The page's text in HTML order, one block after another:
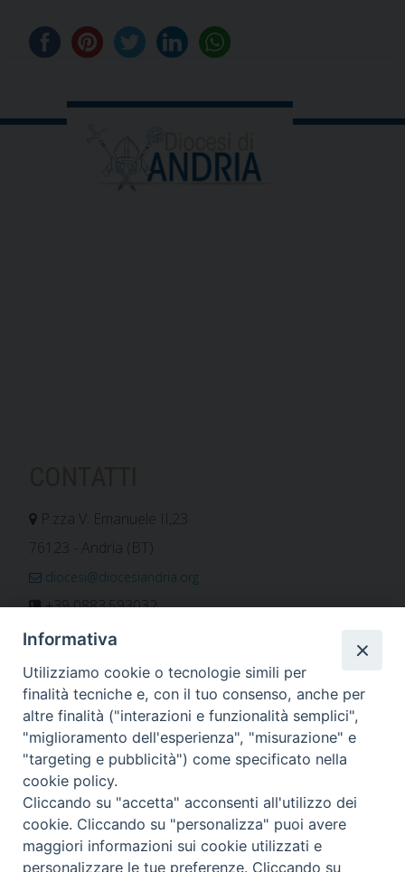
P.zza V. Emanuele II,23
76123 - Andria (BT)
diocesi@diocesiandria.org
+39 0883.593032
+39 0883.592596
ORARIO E CALENDARI
Orari uffici
Calendario diocesano
Orario messe
Per invio di comunicati, notizie e segnalazioni scrivere a:
Informativa
Utilizziamo cookie o tecnologie simili per
finalità tecniche e, con il tuo consenso, anche per
altre finalità ("interazioni e funzionalità semplici",
"miglioramento dell'esperienza", "misurazione" e
"targeting e pubblicità") come specificato nella
cookie policy.
Cliccando su "accetta" acconsenti all'utilizzo dei
cookie. Cliccando su "personalizza" puoi avere
maggiori informazioni sui cookie utilizzati e
personalizzare le tue preferenze. Cliccando su